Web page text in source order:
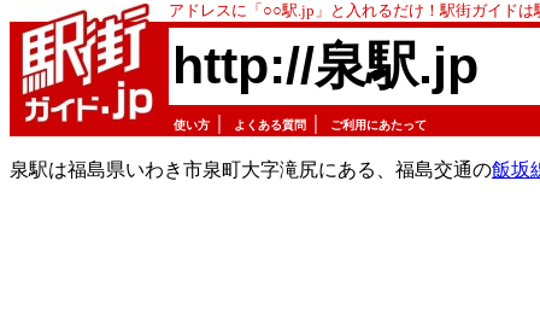
アドレスに「○○駅.jp」と入れるだけ！駅街ガイド
http://泉駅.jp
使い方 よくある質問 ご利用にあたって
泉駅は福島県いわき市泉町大字滝尻にある、福島交通の飯坂